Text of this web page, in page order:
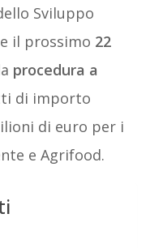
Sviluppo
il prossimo 22
procedura a
di importo
di euro per i
e Agrifood.